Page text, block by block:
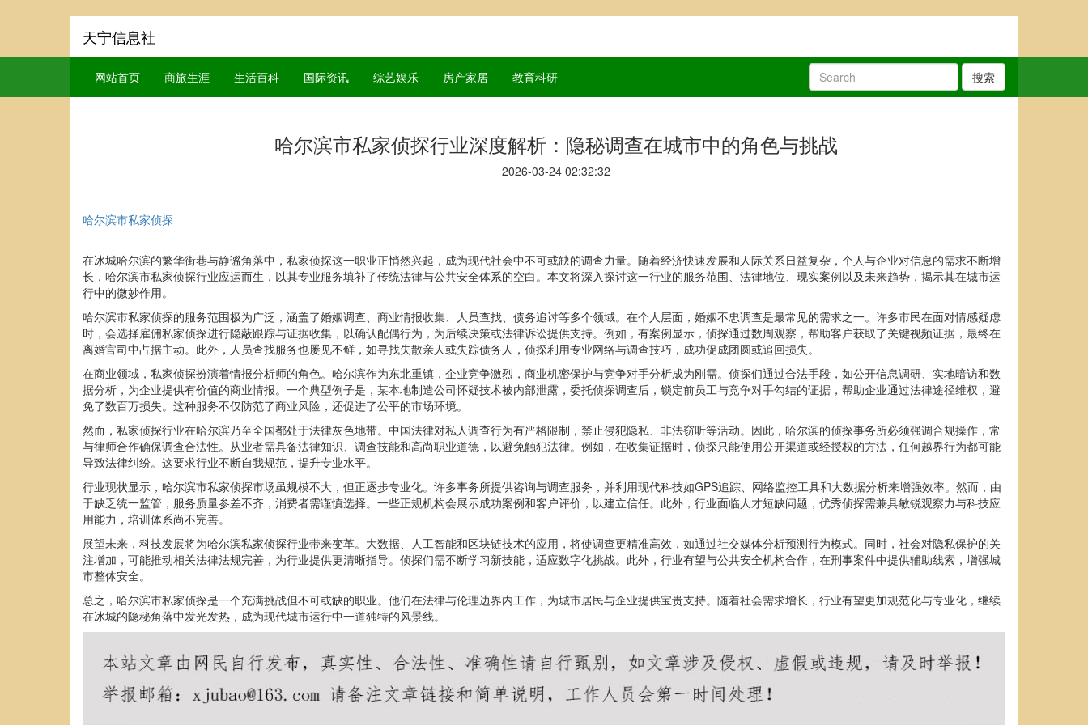
天宁信息社
网站首页 商旅生涯 生活百科 国际资讯 综艺娱乐 房产家居 教育科研 搜索
哈尔滨市私家侦探行业深度解析：隐秘调查在城市中的角色与挑战
2026-03-24 02:32:32
哈尔滨市私家侦探
在冰城哈尔滨的繁华街巷与静谧角落中，私家侦探这一职业正悄然兴起，成为现代社会中不可或缺的调查力量。随着经济快速发展和人际关系日益复杂，个人与企业对信息的需求不断增
长，哈尔滨市私家侦探行业应运而生，以其专业服务填补了传统法律与公共安全体系的空白。本文将深入探讨这一行业的服务范围、法律地位、现实案例以及未来趋势，揭示其在城市运
行中的微妙作用。
哈尔滨市私家侦探的服务范围极为广泛，涵盖了婚姻调查、商业情报收集、人员查找、债务追讨等多个领域。在个人层面，婚姻不忠调查是最常见的需求之一。许多市民在面对情感疑虑
时，会选择雇佣私家侦探进行隐蔽跟踪与证据收集，以确认配偶行为，为后续决策或法律诉讼提供支持。例如，有案例显示，侦探通过数周观察，帮助客户获取了关键视频证据，最终在
离婚官司中占据主动。此外，人员查找服务也屡见不鲜，如寻找失散亲人或失踪债务人，侦探利用专业网络与调查技巧，成功促成团圆或追回损失。
在商业领域，私家侦探扮演着情报分析师的角色。哈尔滨作为东北重镇，企业竞争激烈，商业机密保护与竞争对手分析成为刚需。侦探们通过合法手段，如公开信息调研、实地暗访和数
据分析，为企业提供有价值的商业情报。一个典型例子是，某本地制造公司怀疑技术被内部泄露，委托侦探调查后，锁定前员工与竞争对手勾结的证据，帮助企业通过法律途径维权，避
免了数百万损失。这种服务不仅防范了商业风险，还促进了公平的市场环境。
然而，私家侦探行业在哈尔滨乃至全国都处于法律灰色地带。中国法律对私人调查行为有严格限制，禁止侵犯隐私、非法窃听等活动。因此，哈尔滨的侦探事务所必须强调合规操作，常
与律师合作确保调查合法性。从业者需具备法律知识、调查技能和高尚职业道德，以避免触犯法律。例如，在收集证据时，侦探只能使用公开渠道或经授权的方法，任何越界行为都可能
导致法律纠纷。这要求行业不断自我规范，提升专业水平。
行业现状显示，哈尔滨市私家侦探市场虽规模不大，但正逐步专业化。许多事务所提供咨询与调查服务，并利用现代科技如GPS追踪、网络监控工具和大数据分析来增强效率。然而，由
于缺乏统一监管，服务质量参差不齐，消费者需谨慎选择。一些正规机构会展示成功案例和客户评价，以建立信任。此外，行业面临人才短缺问题，优秀侦探需兼具敏锐观察力与科技应
用能力，培训体系尚不完善。
展望未来，科技发展将为哈尔滨私家侦探行业带来变革。大数据、人工智能和区块链技术的应用，将使调查更精准高效，如通过社交媒体分析预测行为模式。同时，社会对隐私保护的关
注增加，可能推动相关法律法规完善，为行业提供更清晰指导。侦探们需不断学习新技能，适应数字化挑战。此外，行业有望与公共安全机构合作，在刑事案件中提供辅助线索，增强城
市整体安全。
总之，哈尔滨市私家侦探是一个充满挑战但不可或缺的职业。他们在法律与伦理边界内工作，为城市居民与企业提供宝贵支持。随着社会需求增长，行业有望更加规范化与专业化，继续
在冰城的隐秘角落中发光发热，成为现代城市运行中一道独特的风景线。